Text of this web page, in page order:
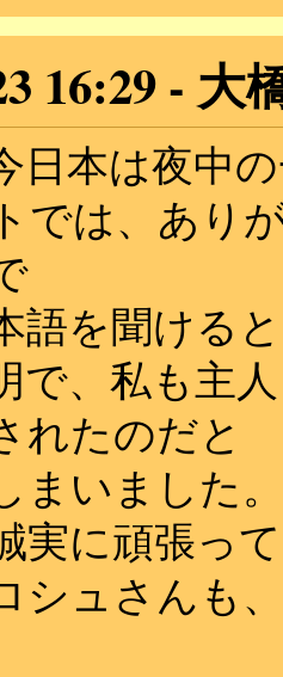
16:29 大
日本は夜中
では、あり
語を聞ける
で、私も主
れたのだと
まいました
実に頑張っ
シュさんも